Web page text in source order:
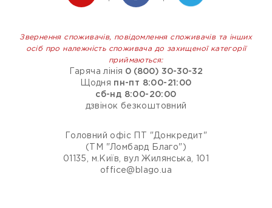
Звернення споживачів, повідомлення споживачів та інших
осіб про належність споживача до захищеної категорії
приймаються:
Гаряча лінія 0 (800) 30-30-32
Щодня пн-пт 8:00-21:00
сб-нд 8:00-20:00
дзвінок безкоштовний
Головний офіс ПТ "Донкредит"
(ТМ "Ломбард Благо")
01135, м.Київ, вул Жилянська, 101
office@blago.ua